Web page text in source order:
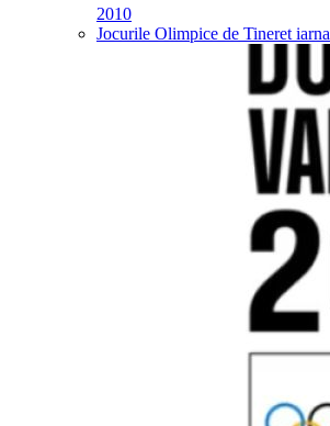
2010
Jocurile Olimpice de Tineret iarna